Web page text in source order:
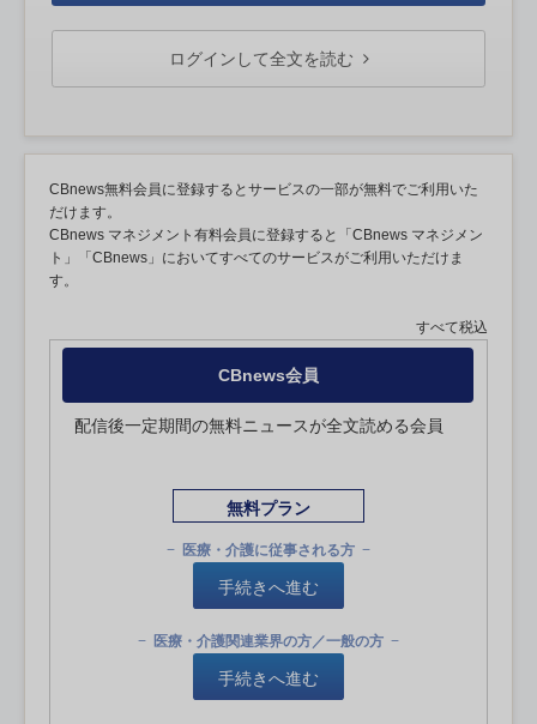
ログインして全文を読む
CBnews無料会員に登録するとサービスの一部が無料でご利用いた
だけます。
CBnews マネジメント有料会員に登録すると「CBnews マネジメン
ト」「CBnews」においてすべてのサービスがご利用いただけま
す。
すべて税込
CBnews会員
配信後一定期間の無料ニュースが全文読める会員
無料プラン
医療・介護に従事される方
手続きへ進む
医療・介護関連業界の方／一般の方
手続きへ進む